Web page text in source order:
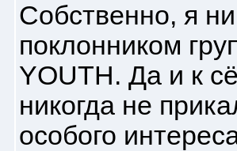
Собственно, я
поклонником
YOUТH. Да и к
никогда не
особого